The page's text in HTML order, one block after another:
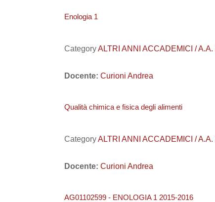
Enologia 1
CategoryALTRI ANNI ACCADEMICI /
Docente: Curioni Andrea
Qualità chimica e fisica degli alimenti
CategoryALTRI ANNI ACCADEMICI /
Docente: Curioni Andrea
AG01102599 - ENOLOGIA 1 2015-2016